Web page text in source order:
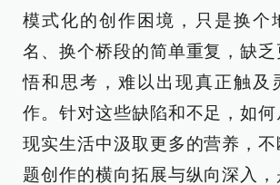
模式化的创作困境，只是换个
名、换个桥段的简单重复，缺
悟和思考，难以出现真正触及
作。针对这些缺陷和不足，如
现实生活中汲取更多的营养，
题创作的横向拓展与纵向深入